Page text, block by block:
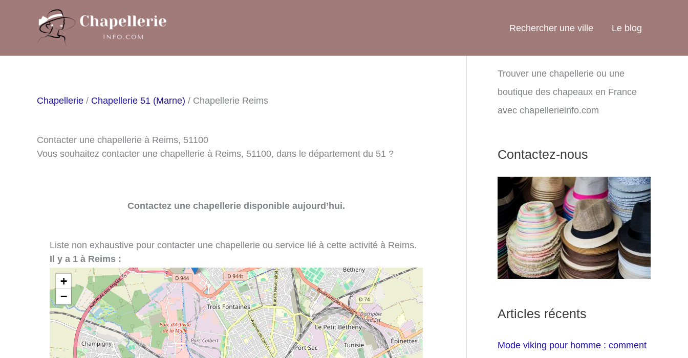
Rechercher une ville Le blog
Chapellerie / Chapellerie 51 (Marne) / Chapellerie Reims
Contacter une chapellerie à Reims, 51100
Vous souhaitez contacter une chapellerie à Reims, 51100, dans le département du 51 ?
Contactez une chapellerie disponible aujourd’hui.
Liste non exhaustive pour contacter une chapellerie ou service lié à cette activité à Reims.
Il y a 1 à Reims :
+
−
Trouver une chapellerie ou une
boutique des chapeaux en France
avec chapellerieinfo.com
Contactez-nous
Articles récents
Mode viking pour homme : comment